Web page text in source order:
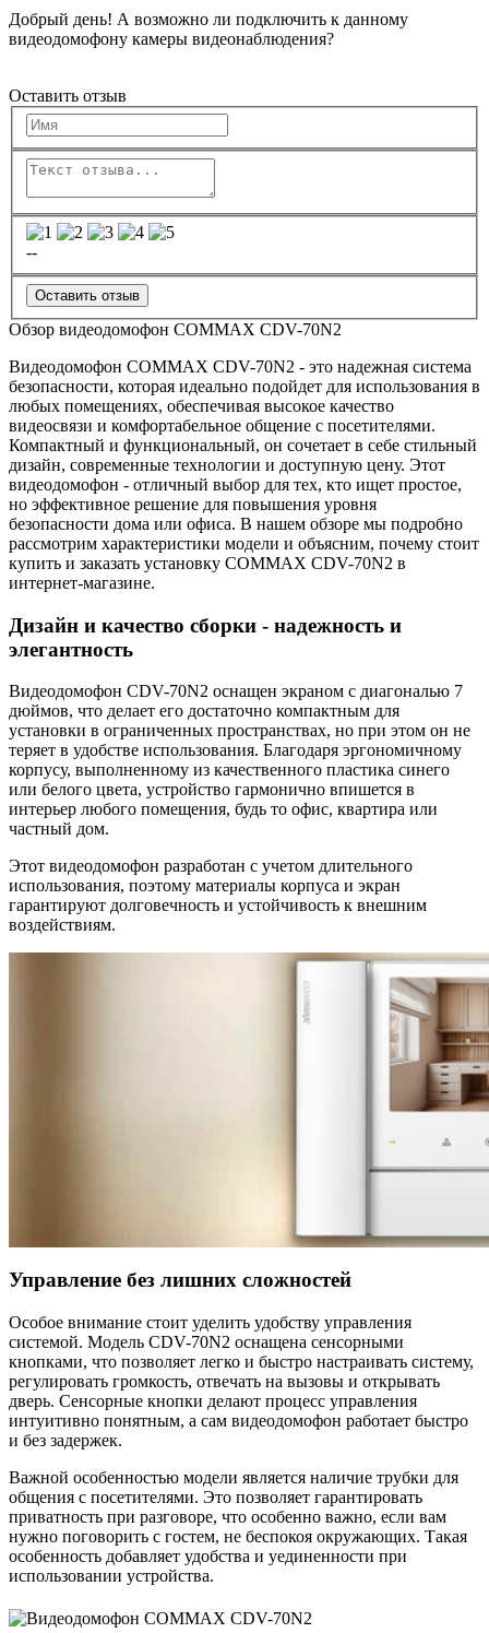
Добрый день! А возможно ли подключить к данному
видеодомофону камеры видеонаблюдения?
Оставить отзыв
--
Оставить отзыв
Обзор видеодомофон COMMAX CDV-70N2
Видеодомофон COMMAX CDV-70N2 - это надежная система
безопасности, которая идеально подойдет для использования в
любых помещениях, обеспечивая высокое качество
видеосвязи и комфортабельное общение с посетителями.
Компактный и функциональный, он сочетает в себе стильный
дизайн, современные технологии и доступную цену. Этот
видеодомофон - отличный выбор для тех, кто ищет простое,
но эффективное решение для повышения уровня
безопасности дома или офиса. В нашем обзоре мы подробно
рассмотрим характеристики модели и объясним, почему стоит
купить и заказать установку COMMAX CDV-70N2 в
интернет-магазине.
Дизайн и качество сборки - надежность и
элегантность
Видеодомофон CDV-70N2 оснащен экраном с диагональю 7
дюймов, что делает его достаточно компактным для
установки в ограниченных пространствах, но при этом он не
теряет в удобстве использования. Благодаря эргономичному
корпусу, выполненному из качественного пластика синего
или белого цвета, устройство гармонично впишется в
интерьер любого помещения, будь то офис, квартира или
частный дом.
Этот видеодомофон разработан с учетом длительного
использования, поэтому материалы корпуса и экран
гарантируют долговечность и устойчивость к внешним
воздействиям.
Управление без лишних сложностей
Особое внимание стоит уделить удобству управления
системой. Модель CDV-70N2 оснащена сенсорными
кнопками, что позволяет легко и быстро настраивать систему,
регулировать громкость, отвечать на вызовы и открывать
дверь. Сенсорные кнопки делают процесс управления
интуитивно понятным, а сам видеодомофон работает быстро
и без задержек.
Важной особенностью модели является наличие трубки для
общения с посетителями. Это позволяет гарантировать
приватность при разговоре, что особенно важно, если вам
нужно поговорить с гостем, не беспокоя окружающих. Такая
особенность добавляет удобства и уединенности при
использовании устройства.